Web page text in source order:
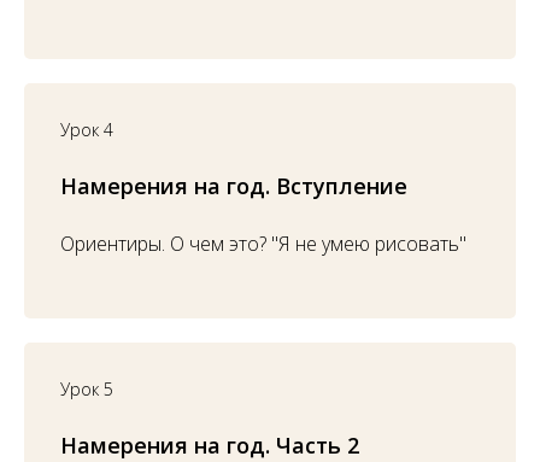
Урок 4
Намерения на год. Вступление
Ориентиры. О чем это? "Я не умею рисовать"
Урок 5
Намерения на год. Часть 2